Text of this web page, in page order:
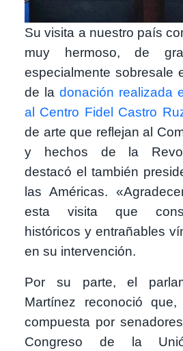
Su visita a nuestro país
muy hermoso, de
especialmente sobresale
de la donación realizada
al Centro Fidel Castro
de arte que reflejan al
y hechos de la
destacó el también
las Américas.
esta visita que
históricos y entrañables
en su intervención.
Por su parte, el
Martínez reconoció
compuesta por
Congreso de la